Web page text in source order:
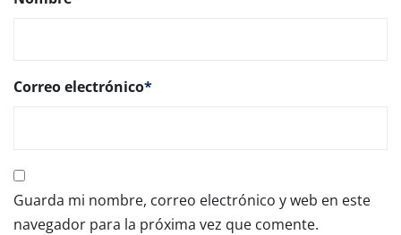
Correo electrónico*
Guarda mi nombre, correo electrónico y web en este
navegador para la próxima vez que comente.